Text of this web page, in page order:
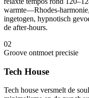
warmte—Rhodes-
ingetogen, hypnotisch
de after-hours.
02
Groove ontmoet precisie
Tech House
Tech house versmelt de